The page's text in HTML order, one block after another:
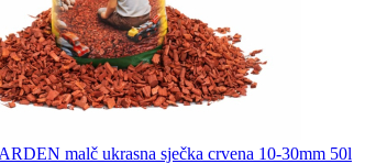
malč ukrasna sječka crvena 10-30mm 50l